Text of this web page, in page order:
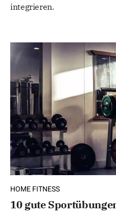
integrieren.
HOME FITNESS
10 gute